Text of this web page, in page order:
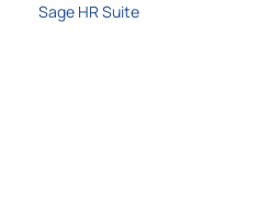
Sage HR Suite